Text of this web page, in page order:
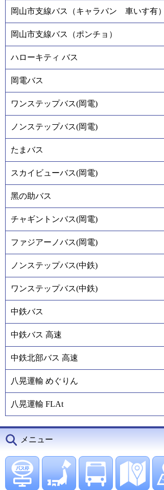
岡山市支線バス（キャラバン 車いす有）
岡山市支線バス（ポンチョ）
ハローキティ バス
岡電バス
ワンステップバス(岡電)
ノンステップバス(岡電)
たまバス
スカイビューバス(岡電)
黑の助バス
チャギントンバス(岡電)
ファジアーノバス(岡電)
ノンステップバス(中鉄)
ワンステップバス(中鉄)
中鉄バス
中鉄バス 高速
中鉄北部バス 高速
八晃運輸 めぐりん
八晃運輸 FLAt
メニュー